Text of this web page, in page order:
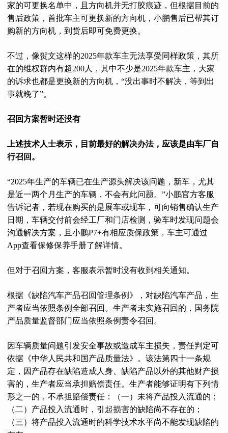
家的可更换名单中，且方向机并无打胶痕迹，但根据目前的
售后政策，首批车主可更换新的方向机，小鹏售后已帮其订
购新的方向机，到货后即可免费更换。
不过，像贺文这样的2025年款车主无法享受同样政策，其所
在的维权群内有超200人，其中不少是2025年款车主，大家
的诉求也都是更换新的方向机，“没出事时不解决，等到出
事就晚了”。
召回方案暂时还没有
上述技术人士表示，目前最好的解决办法，应该是由车厂自
行召回。
“2025年生产的车辆已在生产源头解决该问题，新车，尤其
是近一两个月生产的车辆，不会有此问题。”小鹏官方客服
告诉记者，若现在购买的是展车或现车，可向销售确认生产
日期，车辆交付前会经工厂和门店检测，验车时发现问题会
沟通解决方案，且小鹏P7+有相应质保政策，车主可通过
App查看保修保养手册了解详情。
但对于召回方案，客服表示暂时没有收到相关通知。
根据《缺陷汽车产品召回管理条例》，对缺陷汽车产品，生
产者应当依照条例全部召回。生产者未实施召回的，国务院
产品质量监督部门应当依照条例责令召回。
因车辆质量问题引发安全事故或造成车主损失，责任判定可
依据《中华人民共和国产品质量法》。该法第四十一条规
定，因产品存在缺陷造成人身、缺陷产品以外的其他财产损
害的，生产者应当承担赔偿责任。生产者能够证明有下列情
形之一的，不承担赔偿责任：（一）未将产品投入流通的；
（二）产品投入流通时，引起损害的缺陷尚不存在的；
（三）将产品投入流通时的科学技术水平尚不能发现缺陷的